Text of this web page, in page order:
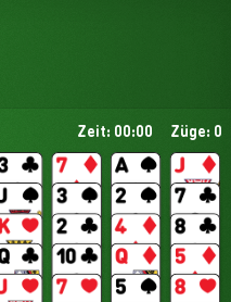
Zeit: 00:00 Züge: 0